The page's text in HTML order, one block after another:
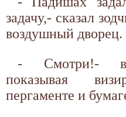
задачу,- сказал
воздушный дворец.
- Смотри!-
показывая
пергаменте и